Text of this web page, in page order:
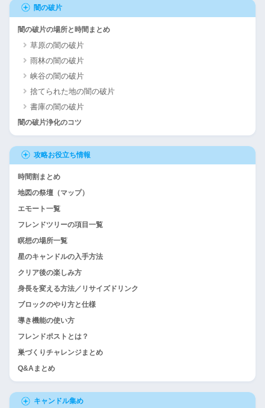
闇の破片
闇の破片の場所と時間まとめ
草原の闇の破片
雨林の闇の破片
峡谷の闇の破片
捨てられた地の闇の破片
書庫の闇の破片
闇の破片浄化のコツ
攻略お役立ち情報
時間割まとめ
地図の祭壇（マップ）
エモート一覧
フレンドツリーの項目一覧
瞑想の場所一覧
星のキャンドルの入手方法
クリア後の楽しみ方
身長を変える方法／リサイズドリンク
ブロックのやり方と仕様
導き機能の使い方
フレンドポストとは？
巣づくりチャレンジまとめ
Q&Aまとめ
キャンドル集め